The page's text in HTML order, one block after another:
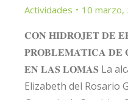
Actividades 10 marzo,
𝐂𝐎𝐍 𝐇𝐈𝐃𝐑𝐎𝐉𝐄𝐓 𝐃𝐄
𝐏𝐑𝐎𝐁𝐋𝐄𝐌𝐀́𝐓𝐈𝐂𝐀 𝐃𝐄
𝐄𝐍 𝐋𝐀𝐒 𝐋𝐎𝐌𝐀𝐒 La
Elizabeth del Rosario